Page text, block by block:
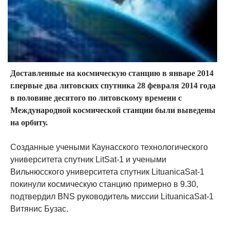
Доставленные на космическую станцию в январе 2014
г.первые два литовских спутника 28 февраля 2014 года
в половине десятого по литовскому времени с
Международной космической станции были выведены
на орбиту.
Созданные учеными Каунасского технологического
университета спутник LitSat-1 и учеными
Вильнюсского университета спутник LituanicaSat-1
покинули космическую станцию примерно в 9.30,
подтвердил BNS руководитель миссии LituanicaSat-1
Витянис Бузас.